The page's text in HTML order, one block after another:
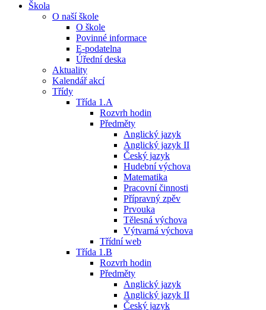
Škola
O naší škole
O škole
Povinné informace
E-podatelna
Úřední deska
Aktuality
Kalendář akcí
Třídy
Třída 1.A
Rozvrh hodin
Předměty
Anglický jazyk
Anglický jazyk II
Český jazyk
Hudební výchova
Matematika
Pracovní činnosti
Přípravný zpěv
Prvouka
Tělesná výchova
Výtvarná výchova
Třídní web
Třída 1.B
Rozvrh hodin
Předměty
Anglický jazyk
Anglický jazyk II
Český jazyk